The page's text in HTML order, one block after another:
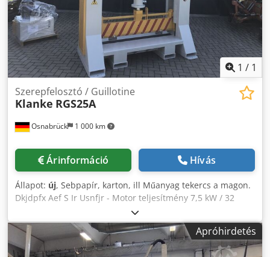
1 / 1
Osnabrück 1 000 km
Szerepfelosztó / Guillotine
Klanke RGS25A
Árinformáció Hívás
Állapot: új, Sebpapír, karton, ill Műanyag tekercs a magon.
Dkjdpfx Aef S Ir Usnfjr - Motor teljesítmény 7,5 kW / 32
Amper / 5 pólusú – 50HZ-3LNPE - PLC alapú vezérlés
kétkezes biztonsági áramkörrel - Vágóerő 30 tonna - Vágási
sebesség 17,3 mm/s Vágócsatorna a következőkhöz készült:
- max. tekercshossz 1500 mm - max. tekercs átmérő
Apróhirdetés